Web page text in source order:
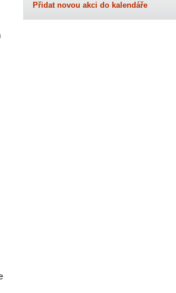
Přidat novou akci do kalendáře